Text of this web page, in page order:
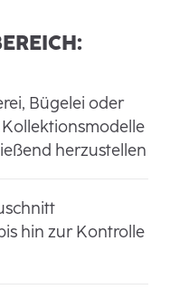
Bügelei oder
herzustellen
hin zur Kontrolle